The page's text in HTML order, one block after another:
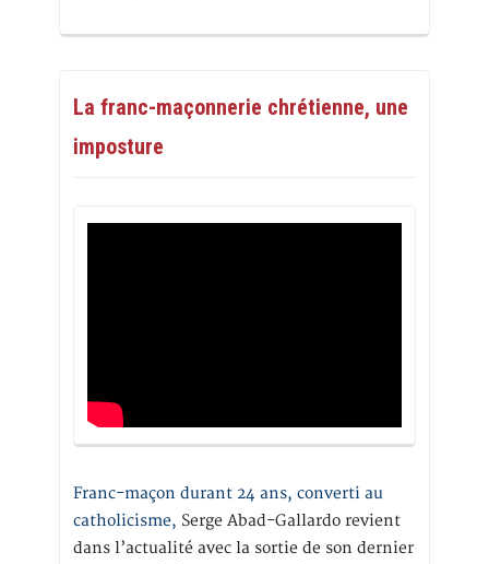
La franc-maçonnerie chrétienne, une
imposture
Franc-maçon durant 24 ans, converti au
catholicisme, Serge Abad-Gallardo revient
dans l’actualité avec la sortie de son dernier